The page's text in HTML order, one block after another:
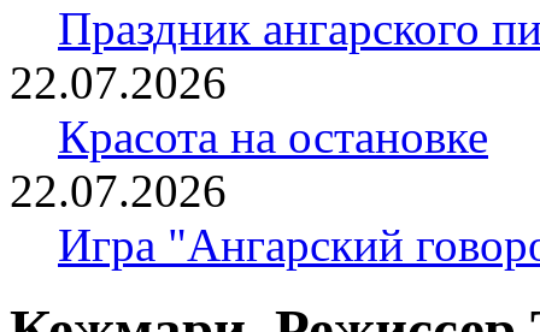
Праздник ангарского
22.07.2026
Красота на остановке
22.07.2026
Игра "Ангарский